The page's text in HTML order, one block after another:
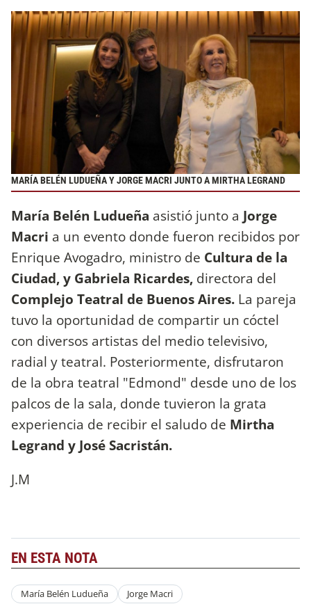
MARÍA BELÉN LUDUEÑA Y JORGE MACRI JUNTO A MIRTHA LEGRAND
María Belén Ludueña asistió junto a Jorge
Macri a un evento donde fueron recibidos por
Enrique Avogadro, ministro de Cultura de la
Ciudad, y Gabriela Ricardes, directora del
Complejo Teatral de Buenos Aires. La pareja
tuvo la oportunidad de compartir un cóctel
con diversos artistas del medio televisivo,
radial y teatral. Posteriormente, disfrutaron
de la obra teatral "Edmond" desde uno de los
palcos de la sala, donde tuvieron la grata
experiencia de recibir el saludo de Mirtha
Legrand y José Sacristán.
J.M
EN ESTA NOTA
María Belén Ludueña Jorge Macri